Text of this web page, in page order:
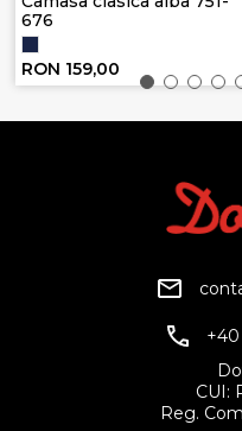
676
RON 159,00
CUI:
Reg.